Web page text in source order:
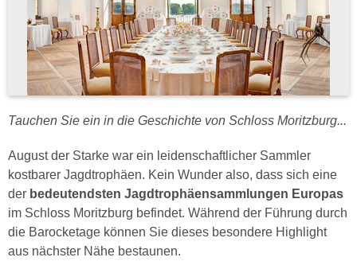
Tauchen Sie ein in die Geschichte von Schloss Moritzburg...
August der Starke war ein leidenschaftlicher Sammler
kostbarer Jagdtrophäen. Kein Wunder also, dass sich eine
der bedeutendsten Jagdtrophäensammlungen Europas
im Schloss Moritzburg befindet. Während der Führung durch
die Barocketage können Sie dieses besondere Highlight
aus nächster Nähe bestaunen.